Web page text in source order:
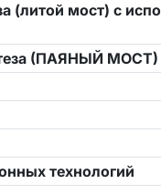
(литой мост) с
(ПАЯНЫЙ МОСТ)
технологий